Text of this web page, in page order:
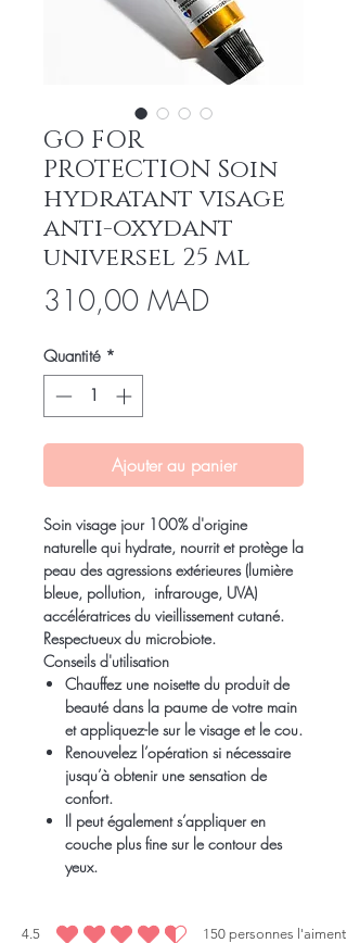
GO FOR
PROTECTION Soin
hydratant visage
anti-oxydant
universel 25 ml
310,00 MAD
Quantité *
Ajouter au panier
Soin visage jour 100% d'origine
naturelle qui hydrate, nourrit et protège la
peau des agressions extérieures (lumière
bleue, pollution, infrarouge, UVA)
accélératrices du vieillissement cutané.
Respectueux du microbiote.
Conseils d'utilisation
Chauffez une noisette du produit de
beauté dans la paume de votre main
et appliquez-le sur le visage et le cou.
Renouvelez l’opération si nécessaire
jusqu’à obtenir une sensation de
confort.
Il peut également s’appliquer en
couche plus fine sur le contour des
yeux.
4.5 150 personnes l'aiment